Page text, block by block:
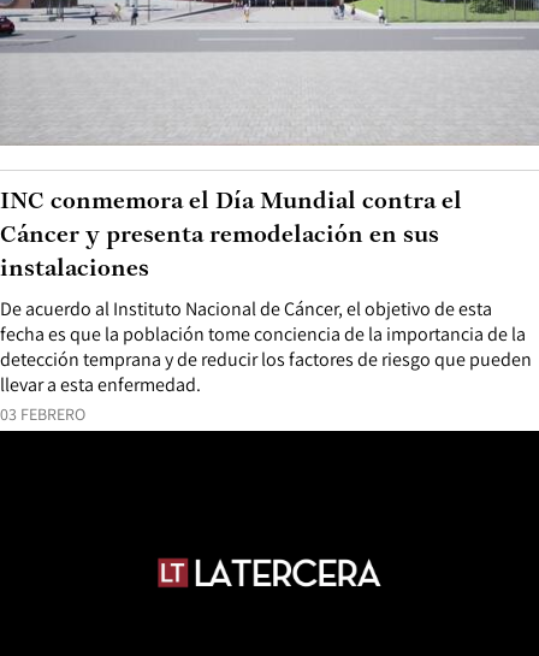
03 FEBRERO
De acuerdo al Instituto Nacional de Cáncer, el objetivo de esta
fecha es que la población tome conciencia de la importancia de la
detección temprana y de reducir los factores de riesgo que pueden
llevar a esta enfermedad.
INC conmemora el Día Mundial contra el
Cáncer y presenta remodelación en sus
instalaciones